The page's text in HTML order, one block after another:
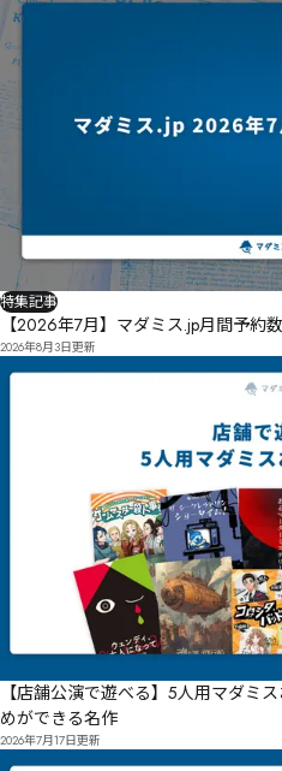
特集記事
【2026年7月】マダミス.jp月間予約
2026年8月3日更新
【店舗公演で遊べる】5人用マダミ
めができる名作
2026年7月17日更新